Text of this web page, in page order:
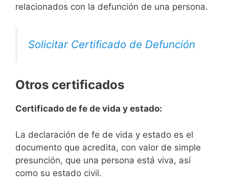
relacionados con la defunción de una persona.
Solicitar Certificado de Defunción
Otros certificados
Certificado de fe de vida y estado:
La declaración de fe de vida y estado es el
documento que acredita, con valor de simple
presunción, que una persona está viva, así
como su estado civil.